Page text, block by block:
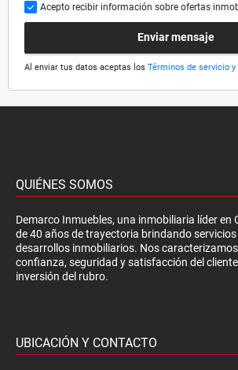
Acepto recibir información sobre ofertas
Enviar mensaje
Al enviar tus datos aceptas los Términos de servicio y
QUIÉNES SOMOS
Demarco Inmuebles, una inmobiliaria líder en
de 40 años de trayectoria brindando
desarrollos inmobiliarios. Nos
confianza, seguridad y satisfacción del
inversión del rubro.
UBICACIÓN Y CONTACTO